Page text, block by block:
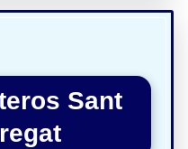
Sant